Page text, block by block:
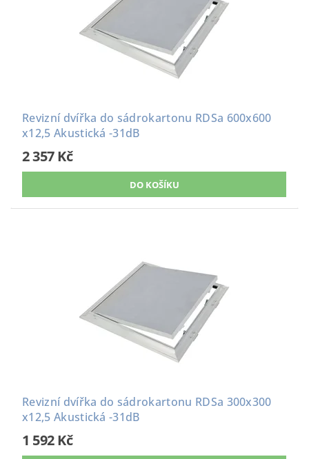
Revizní dvířka do sádrokartonu RDSa 600x600
x12,5 Akustická -31dB
2 357 Kč
Revizní dvířka do sádrokartonu RDSa 300x300
x12,5 Akustická -31dB
1 592 Kč